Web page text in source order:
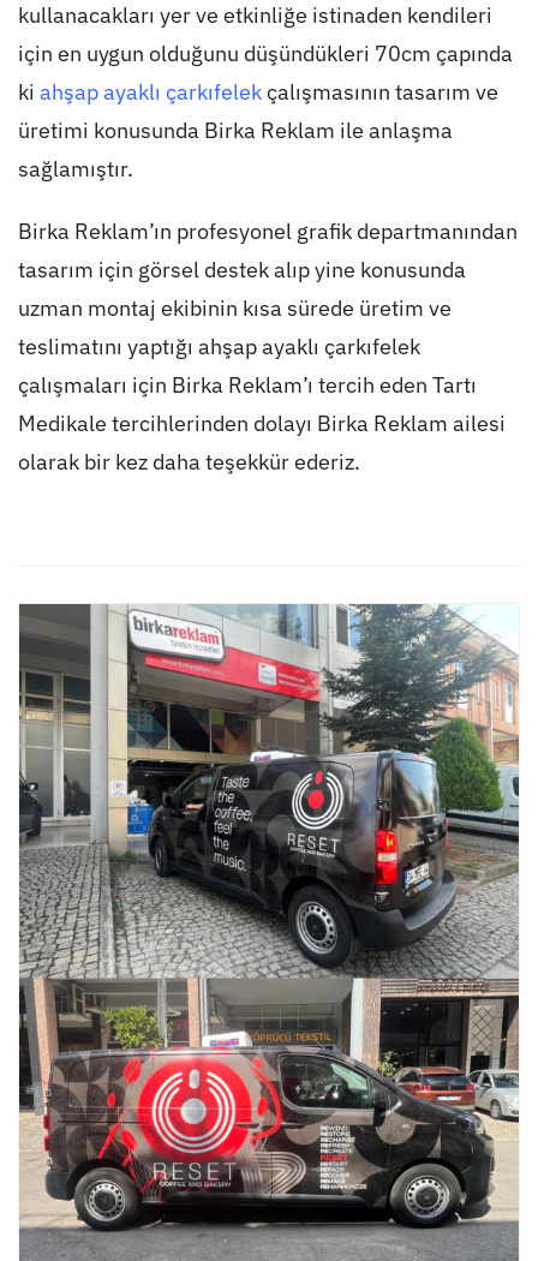
kullanacakları yer ve etkinliğe istinaden kendileri
için en uygun olduğunu düşündükleri 70cm çapında
ki ahşap ayaklı çarkıfelekçalışmasının tasarım ve
üretimi konusunda Birka Reklam ile anlaşma
sağlamıştır.
Birka Reklam’ın profesyonel grafik departmanından
tasarım için görsel destek alıp yine konusunda
uzman montaj ekibinin kısa sürede üretim ve
teslimatını yaptığı ahşap ayaklı çarkıfelek
çalışmaları için Birka Reklam’ı tercih eden Tartı
Medikale tercihlerinden dolayı Birka Reklam ailesi
olarak bir kez daha teşekkür ederiz.